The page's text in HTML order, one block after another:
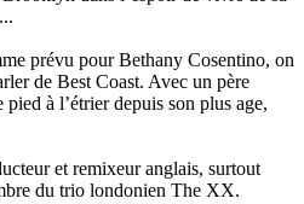
prévu pour Bethany Cosentino, on
de Best Coast. Avec un père
à l’étrier depuis son plus age,
et remixeur anglais, surtout
du trio londonien The XX.